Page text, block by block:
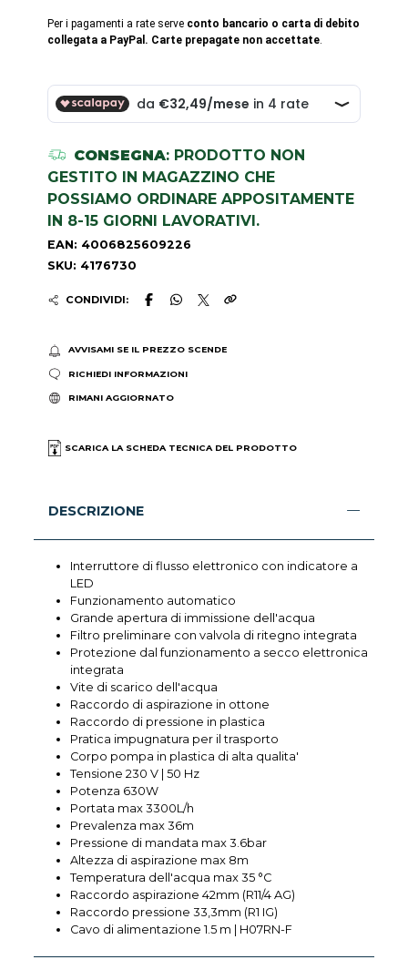
Per i pagamenti a rate serve conto bancario o carta di debito
collegata a PayPal. Carte prepagate non accettate.
CONSEGNA: PRODOTTO NON
GESTITO IN MAGAZZINO CHE
POSSIAMO ORDINARE APPOSITAMENTE
IN 8-15 GIORNI LAVORATIVI.
EAN: 4006825609226
SKU: 4176730
CONDIVIDI:
AVVISAMI SE IL PREZZO SCENDE
RICHIEDI INFORMAZIONI
RIMANI AGGIORNATO
SCARICA LA SCHEDA TECNICA DEL PRODOTTO
DESCRIZIONE
Interruttore di flusso elettronico con indicatore a
LED
Funzionamento automatico
Grande apertura di immissione dell'acqua
Filtro preliminare con valvola di ritegno integrata
Protezione dal funzionamento a secco elettronica
integrata
Vite di scarico dell'acqua
Raccordo di aspirazione in ottone
Raccordo di pressione in plastica
Pratica impugnatura per il trasporto
Corpo pompa in plastica di alta qualita'
Tensione 230 V | 50 Hz
Potenza 630W
Portata max 3300L/h
Prevalenza max 36m
Pressione di mandata max 3.6bar
Altezza di aspirazione max 8m
Temperatura dell'acqua max 35 °C
Raccordo aspirazione 42mm (R11/4 AG)
Raccordo pressione 33,3mm (R1 IG)
Cavo di alimentazione 1.5 m | H07RN-F